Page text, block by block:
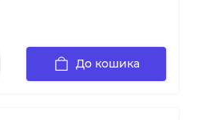
До кошика